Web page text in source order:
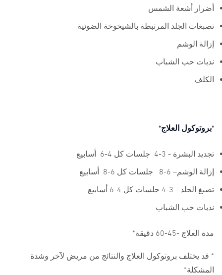
أضرار أشعة الشمس
تصبغات الجلد المرتبطة بالشيخوخة الضوئية
إزالة الوشم
ندبات حب الشباب
الكلف
*بروتوكول العلاج*
تجديد البشرة - 3-4 جلسات كل 4-6 أسابيع
إزالة الوشم– 6-8 جلسات كل 6-8 أسابيع
تصبغ الجلد - 3-4 جلسات كل 4-6 أسابيع
ندبات حب الشباب
مدة العلاج -45-60 دقيقة*
* قد يختلف بروتوكول العلاج والنتائج من مريض لآخر وشدة
المشكلة*